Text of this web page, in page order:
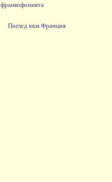
франкофонията
Поглед към Франция